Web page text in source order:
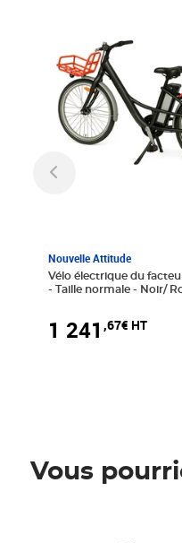
Nouvelle Attitude
Vélo électrique du
- Taille normale - Noir/
1 241 ,67€ HT
Vous